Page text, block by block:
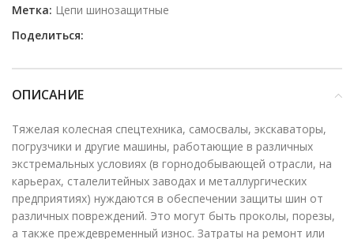
Метка: Цепи шинозащитные
Поделиться:
ОПИСАНИЕ
Тяжелая колесная спецтехника, самосвалы, экскаваторы,
погрузчики и другие машины, работающие в различных
экстремальных условиях (в горнодобывающей отрасли, на
карьерах, сталелитейных заводах и металлургических
предприятиях) нуждаются в обеспечении защиты шин от
различных повреждений. Это могут быть проколы, порезы,
а также преждевременный износ. Затраты на ремонт или